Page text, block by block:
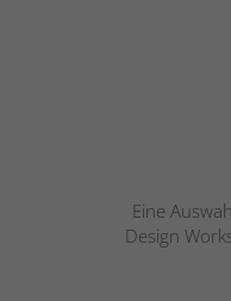
Eine
Design